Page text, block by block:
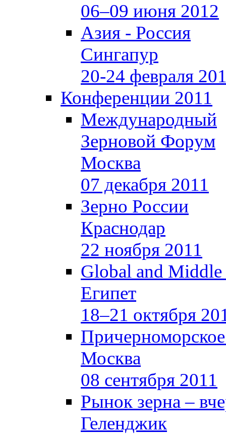
06–09 июня 2012
Азия - Россия
Сингапур
20-24 февраля
Конференции 2011
Международный
Зерновой Форум
Москва
07 декабря 2011
Зерно России
Краснодар
22 ноября 2011
Global and
Египет
18–21 октября
Москва
08 сентября 2011
Рынок зерна –
Геленджик